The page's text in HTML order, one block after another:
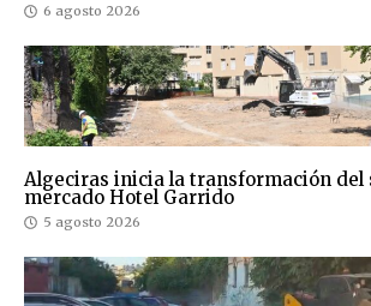
6 agosto 2026
Algeciras inicia la transformación del
mercado Hotel Garrido
5 agosto 2026